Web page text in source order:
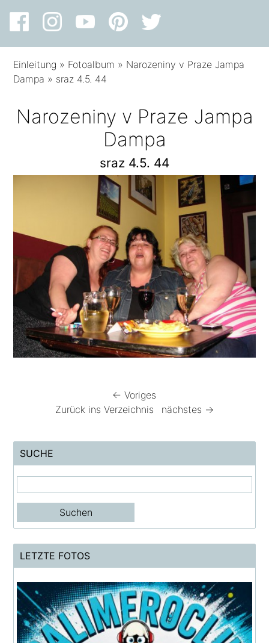
Einleitung » Fotoalbum » Narozeniny v Praze Jampa
Dampa » sraz 4.5. 44
Narozeniny v Praze Jampa
Dampa
sraz 4.5. 44
← Voriges
Zurück ins Verzeichnis
nächstes →
SUCHE
LETZTE FOTOS